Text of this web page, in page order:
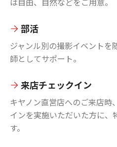
部活
ジャンル別の撮影イベントを
師としてサポート。
来店チェックイン
キヤノン直営店へのご来店時
インを実施いただいた方に、
す。